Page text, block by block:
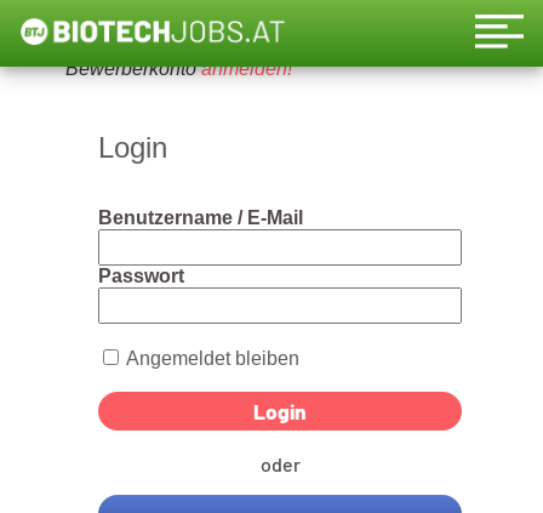
Um diese Funktion nutzen zu können, bitte ein
Bewerberkontoanmelden!
Login
Benutzername / E-Mail
Passwort
Angemeldet bleiben
oder